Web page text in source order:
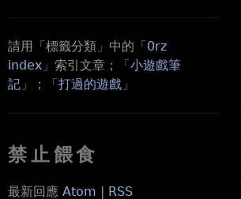
請用「標籤分類」中的「0rz
index 」索引文章；「小遊戲筆
記 」；「打過的遊戲 」
禁止餵食
最新回應 Atom | RSS